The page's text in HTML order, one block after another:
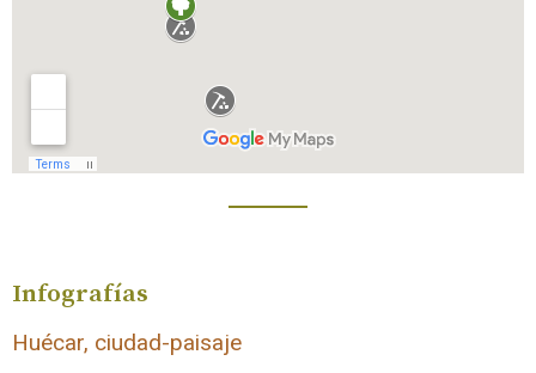
Infografías
Huécar, ciudad-paisaje